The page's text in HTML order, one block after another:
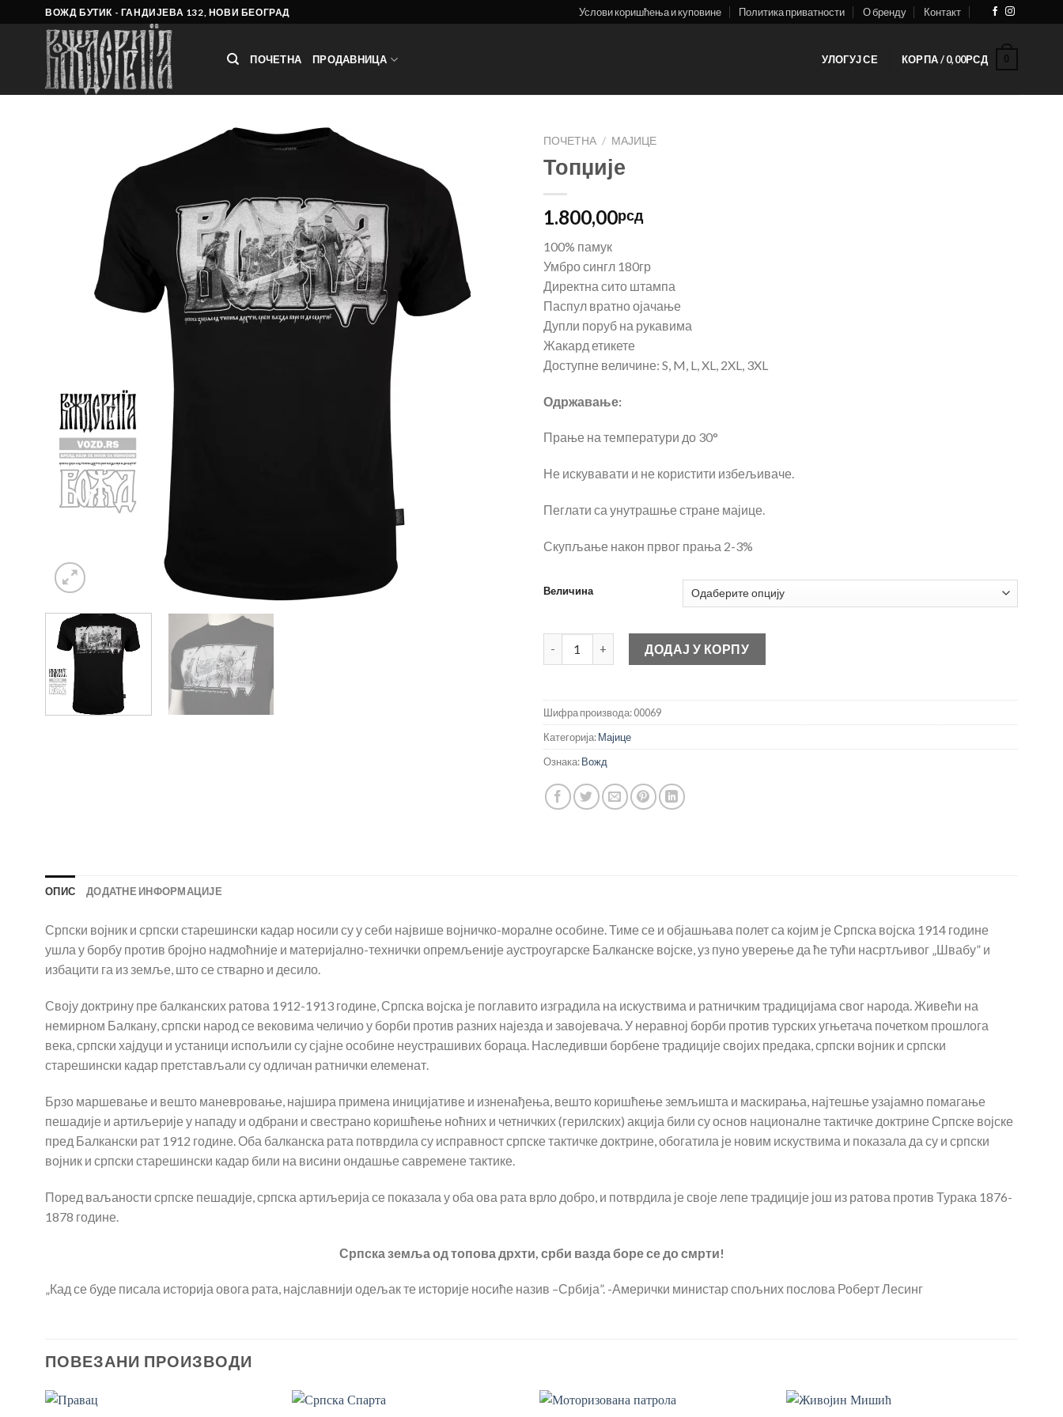
to
ВОЖД БУТИК - ГАНДИЈЕВА 132, НОВИ БЕОГРАД Услови коришћења и куповине Политика приватности О бренду Контакт
ПОЧЕТНА ПРОДАВНИЦА УЛОГУЈ СЕ КОРПА /0,00РСД 0
ПОЧЕТНА / МАЈИЦЕ
Топџије
1.800,00рсд
100% памук
Умбро сингл 180гр
Директна сито штампа
Паспул вратно ојачање
Дупли поруб на рукавима
Жакард етикете
Доступне величине: S, M, L, XL, 2XL, 3XL
Одржавање:
Прање на температури до 30°
Не искувавати и не користити избељиваче.
Пеглати са унутрашње стране мајице.
Скупљање након првог прања 2-3%
Величина
ДОДАЈ У КОРПУ
Шифра производа:00069
Категорија:Мајице
Ознака:Вожд
ОПИС ДОДАТНЕ ИНФОРМАЦИЈЕ
Српски војник и српски старешински кадар носили су у себи највише војничко-моралне особине. Тиме се и објашњава полет са којим је Српска војска 1914 године
ушла у борбу против бројно надмоћније и материјално-технички опремљеније аустроугарске Балканске војске, уз пуно уверење да ће тући насртљивог „Швабу” и
избацити га из земље, што се стварно и десило.
Своју доктрину пре балканских ратова 1912-1913 године, Српска војска је поглавито изградила на искуствима и ратничким традицијама свог народа. Живећи на
немирном Балкану, српски народ се вековима челичио у борби против разних најезда и завојевача. У неравној борби против турских угњетача почетком прошлога
века, српски хајдуци и устаници испољили су сјајне особине неустрашивих бораца. Наследивши борбене традиције својих предака, српски војник и српски
старешински кадар претстављали су одличан ратнички елеменат.
Брзо маршевање и вешто маневровање, најшира примена иницијативе и изненађења, вешто коришћење земљишта и маскирања, најтешње узајамно помагање
пешадије и артиљерије у нападу и одбрани и свестрано коришћење ноћних и четничких (герилских) акција били су основ националне тактичке доктрине Српске војске
пред Балкански рат 1912 године. Оба балканска рата потврдила су исправност српске тактичке доктрине, обогатила је новим искуствима и показала да су и српски
војник и српски старешински кадар били на висини ондашње савремене тактике.
Поред ваљаности српске пешадије, српска артиљерија се показала у оба ова рата врло добро, и потврдила је своје лепе традиције још из ратова против Турака 1876-
1878 године.
Српска земља од топова дрхти, срби вазда боре се до смрти!
„Кад се буде писала историја овога рата, најславнији одељак те историје носиће назив –Србија”. -Амерички министар спољних послова Роберт Лесинг
ПОВЕЗАНИ ПРОИЗВОДИ